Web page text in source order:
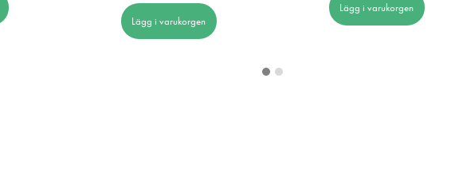
Lägg i varukorgen
Lägg i varukorgen